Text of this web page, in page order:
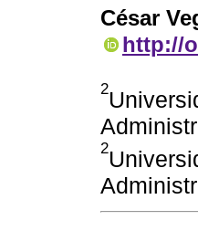
César
http://
2
2